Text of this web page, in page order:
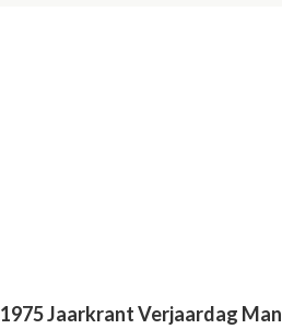
1975 Jaarkrant Verjaardag Man